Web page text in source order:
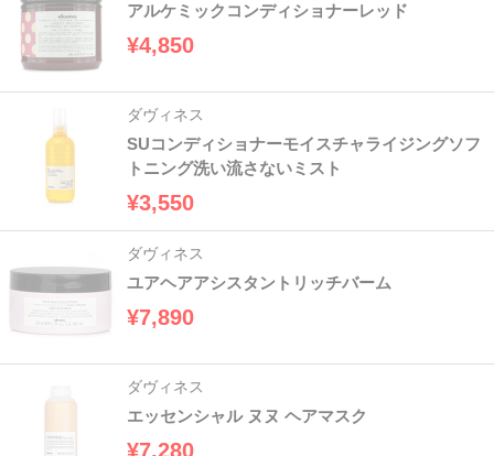
アルケミックコンディショナーレッド
¥4,850
ダヴィネス
SUコンディショナーモイスチャライジングソフ
トニング洗い流さないミスト
¥3,550
ダヴィネス
ユアヘアアシスタントリッチバーム
¥7,890
ダヴィネス
エッセンシャル ヌヌ ヘアマスク
¥7,280